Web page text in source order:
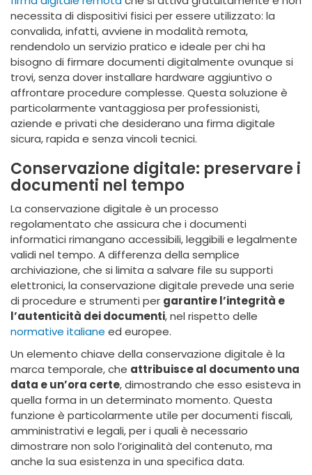
necessita di dispositivi fisici per essere utilizzato: la
convalida, infatti, avviene in modalità remota,
rendendolo un servizio pratico e ideale per chi ha
bisogno di firmare documenti digitalmente ovunque si
trovi, senza dover installare hardware aggiuntivo o
affrontare procedure complesse. Questa soluzione è
particolarmente vantaggiosa per professionisti,
aziende e privati che desiderano una firma digitale
sicura, rapida e senza vincoli tecnici.
Conservazione digitale: preservare i
documenti nel tempo
La conservazione digitale è un processo
regolamentato che assicura che i documenti
informatici rimangano accessibili, leggibili e legalmente
validi nel tempo. A differenza della semplice
archiviazione, che si limita a salvare file su supporti
elettronici, la conservazione digitale prevede una serie
di procedure e strumenti per garantire l’integrità e
l’autenticità dei documenti, nel rispetto delle
normative italiane ed europee.
Un elemento chiave della conservazione digitale è la
marca temporale, che attribuisce al documento una
data e un’ora certe, dimostrando che esso esisteva in
quella forma in un determinato momento. Questa
funzione è particolarmente utile per documenti fiscali,
amministrativi e legali, per i quali è necessario
dimostrare non solo l’originalità del contenuto, ma
anche la sua esistenza in una specifica data.